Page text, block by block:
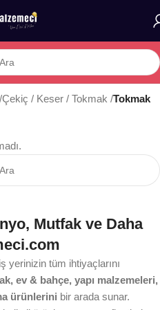
/Çekiç / Keser / Tokmak /Tokmak
Mutfak ve Daha
yerinizin tüm ihtiyaçlarını
ev & bahçe, yapı malzemeleri,
ürünlerini bir arada sunar.